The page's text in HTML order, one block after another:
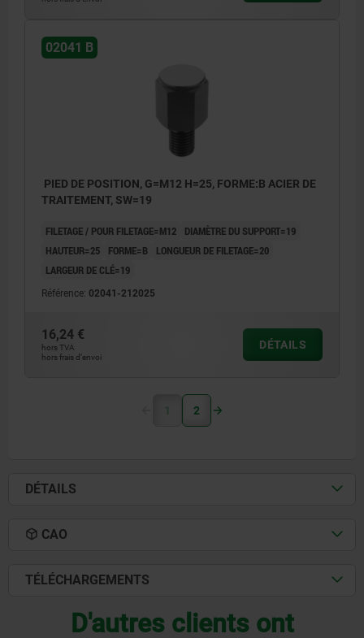
02041 B
PIED DE POSITION, G=M12 H=25, FORME:B ACIER DE
TRAITEMENT, SW=19
FILETAGE / POUR FILETAGE=M12
DIAMÈTRE DU SUPPORT=19
HAUTEUR=25
FORME=B
LONGUEUR DE FILETAGE=20
LARGEUR DE CLÉ=19
Référence: 02041-212025
16,24 €
hors TVA
hors frais d’envoi
DÉTAILS
1 2
DÉTAILS
CAO
TÉLÉCHARGEMENTS
D'autres clients ont